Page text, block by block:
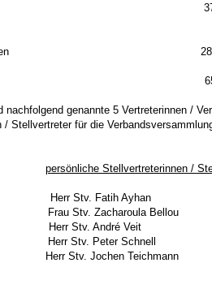
37
Linke entfallen 28
65
genannte 5 Vertreterinnen /
Stellvertreter für die
persönliche Stellvertreterinnen /
Herr Stv. Fatih Ayhan
Stv. Zacharoula Bellou
Stv. André Veit
Stv. Peter Schnell
Stv. Jochen Teichmann